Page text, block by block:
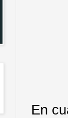
En